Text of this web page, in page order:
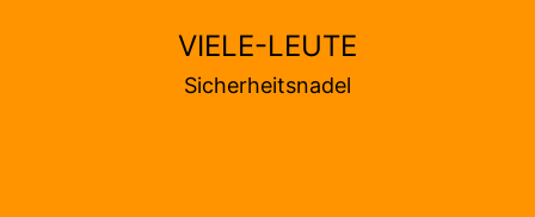
VIELE-LEUTE
Sicherheitsnadel